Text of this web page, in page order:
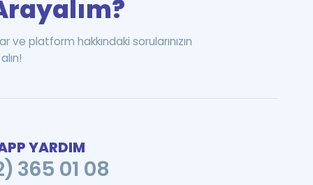
ve platform hakkındaki sorularınızın
YARDIM
365 01 08